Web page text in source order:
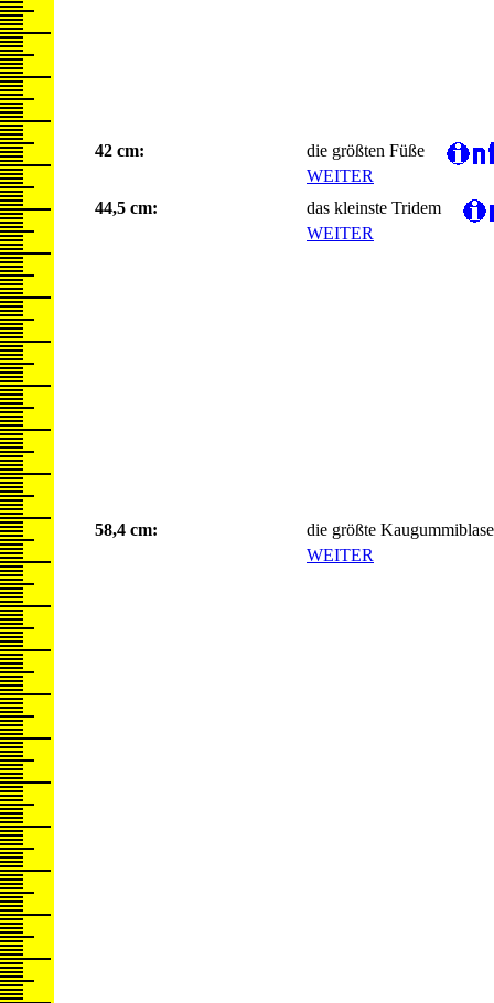
42 cm:
die größten Füße
WEITER
44,5 cm:
das kleinste Tridem
WEITER
58,4 cm:
die größte Kaugummiblase
WEITER